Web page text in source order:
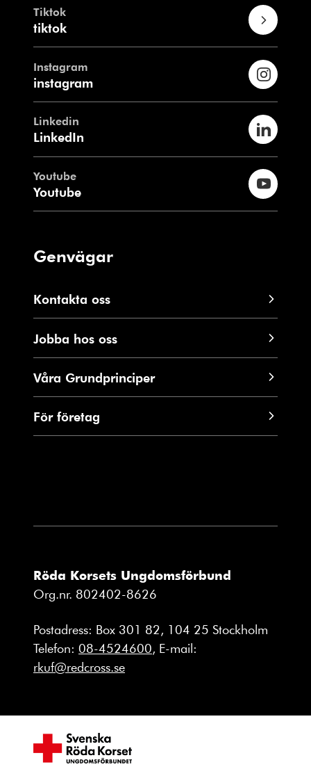
Tiktok
tiktok
Instagram
instagram
Linkedin
LinkedIn
Youtube
Youtube
Genvägar
Kontakta oss
Jobba hos oss
Våra Grundprinciper
För företag
Röda Korsets Ungdomsförbund
Org.nr. 802402-8626
Postadress: Box 301 82, 104 25 Stockholm
Telefon: 08-4524600, E-mail:
rkuf@redcross.se